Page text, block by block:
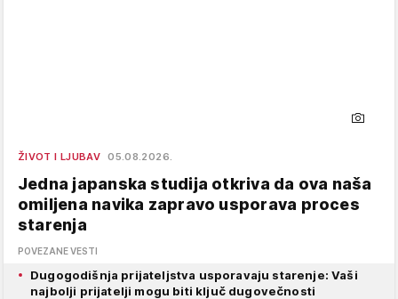
ŽIVOT I LJUBAV 05.08.2026.
Jedna japanska studija otkriva da ova naša
omiljena navika zapravo usporava proces
starenja
POVEZANE VESTI
Dugogodišnja prijateljstva usporavaju starenje: Vaši
najbolji prijatelji mogu biti ključ dugovečnosti